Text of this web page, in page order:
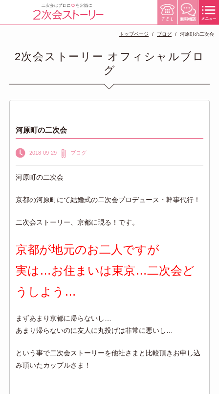
トップページ ブログ 河原町の二次会
2次会ストーリー オフィシャルブロ
グ
河原町の二次会
2018-09-29 ブログ
河原町の二次会
京都の河原町にて結婚式の二次会プロデュース・幹事代行！
二次会ストーリー、京都に現る！です。
京都が地元のお二人ですが
実は…お住まいは東京…二次会ど
うしよう…
まずあまり京都に帰らないし…
あまり帰らないのに友人に丸投げは非常に悪いし…
という事で二次会ストーリーを他社さまと比較頂きお申し込
み頂いたカップルさま！